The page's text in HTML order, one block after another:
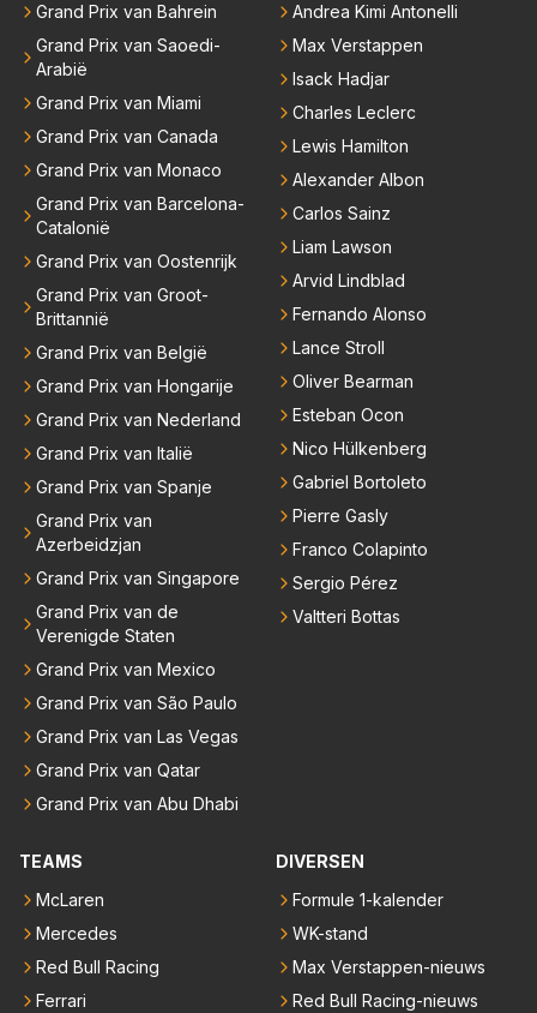
Grand Prix van Bahrein
Grand Prix van Saoedi-
Arabië
Grand Prix van Miami
Grand Prix van Canada
Grand Prix van Monaco
Grand Prix van Barcelona-
Catalonië
Grand Prix van Oostenrijk
Grand Prix van Groot-
Brittannië
Grand Prix van België
Grand Prix van Hongarije
Grand Prix van Nederland
Grand Prix van Italië
Grand Prix van Spanje
Grand Prix van
Azerbeidzjan
Grand Prix van Singapore
Grand Prix van de
Verenigde Staten
Grand Prix van Mexico
Grand Prix van São Paulo
Grand Prix van Las Vegas
Grand Prix van Qatar
Grand Prix van Abu Dhabi
Andrea Kimi Antonelli
Max Verstappen
Isack Hadjar
Charles Leclerc
Lewis Hamilton
Alexander Albon
Carlos Sainz
Liam Lawson
Arvid Lindblad
Fernando Alonso
Lance Stroll
Oliver Bearman
Esteban Ocon
Nico Hülkenberg
Gabriel Bortoleto
Pierre Gasly
Franco Colapinto
Sergio Pérez
Valtteri Bottas
TEAMS
McLaren
Mercedes
Red Bull Racing
Ferrari
DIVERSEN
Formule 1-kalender
WK-stand
Max Verstappen-nieuws
Red Bull Racing-nieuws